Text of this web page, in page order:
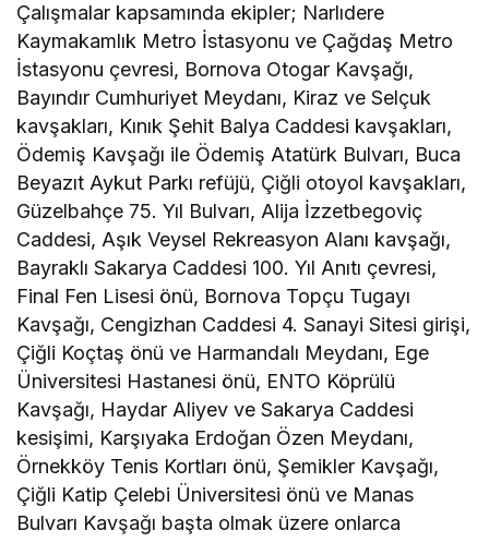
Çalışmalar kapsamında ekipler; Narlıdere
Kaymakamlık Metro İstasyonu ve Çağdaş Metro
İstasyonu çevresi, Bornova Otogar Kavşağı,
Bayındır Cumhuriyet Meydanı, Kiraz ve Selçuk
kavşakları, Kınık Şehit Balya Caddesi kavşakları,
Ödemiş Kavşağı ile Ödemiş Atatürk Bulvarı, Buca
Beyazıt Aykut Parkı refüjü, Çiğli otoyol kavşakları,
Güzelbahçe 75. Yıl Bulvarı, Alija İzzetbegoviç
Caddesi, Aşık Veysel Rekreasyon Alanı kavşağı,
Bayraklı Sakarya Caddesi 100. Yıl Anıtı çevresi,
Final Fen Lisesi önü, Bornova Topçu Tugayı
Kavşağı, Cengizhan Caddesi 4. Sanayi Sitesi girişi,
Çiğli Koçtaş önü ve Harmandalı Meydanı, Ege
Üniversitesi Hastanesi önü, ENTO Köprülü
Kavşağı, Haydar Aliyev ve Sakarya Caddesi
kesişimi, Karşıyaka Erdoğan Özen Meydanı,
Örnekköy Tenis Kortları önü, Şemikler Kavşağı,
Çiğli Katip Çelebi Üniversitesi önü ve Manas
Bulvarı Kavşağı başta olmak üzere onlarca